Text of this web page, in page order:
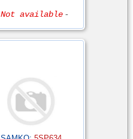
Not available -